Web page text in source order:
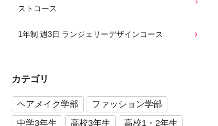
ストコース
1年制 週3日 ランジェリーデザインコース
カテゴリ
ヘアメイク学部
ファッション学部
中学3年生
高校3年生
高校1・2年生